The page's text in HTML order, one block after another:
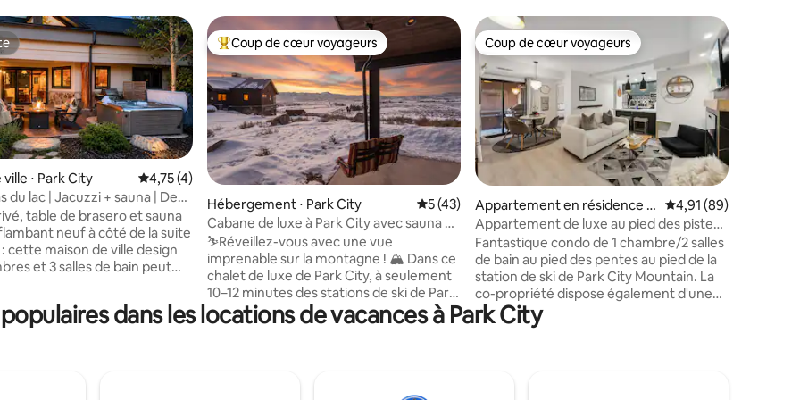
base de 114 commentaires : 4,96 sur 5
⋅ Park City Évaluation moyenne sur la base de 4 commentaires : 4,75 sur 5
4,75 (4)
du lac | Jacuzzi + sauna | Deer
table de brasero et sauna
neuf à côté de la suite
cette maison de ville design
et 3 salles de bain peut
chef, d'une connexion Wi-Fi
Coups de cœur voyageurs les plus appréciés
Coup de cœur voyageurs
Hébergement ⋅ Park City Évaluation moyenne sur la base de 43 commentaires : 5 sur 5
5 (43)
Cabane de luxe à Park City avec sauna et
vue sur la montagne
⛷️Réveillez-vous avec une vue
imprenable sur la montagne ! 🏔️ Dans ce
chalet de luxe de Park City, à seulement
10–12 minutes des stations de ski de Park
City Mountain, Deer Valley et Canyons.
Cette paisible retraite hivernale dispose
d'éloges. Après le ski, détendez-vous
Coup de cœur voyageurs
Coup de cœur voyageurs
Appartement en résidence ⋅
Park City
Évaluation moyenne
4,91 (89)
Appartement de luxe au pied des pistes,
1 chambre, 2 salles de bain - Capacité
d'hébergement de 4 personnes
Fantastique condo de 1 chambre/2 salles
de bain au pied des pentes au pied de la
station de ski de Park City Mountain. La
co-propriété dispose également d'une
piscine extérieure chauffée (ouverte
toute l'année) + un très grand jacuzzi
dans les locations de vacances à Park City